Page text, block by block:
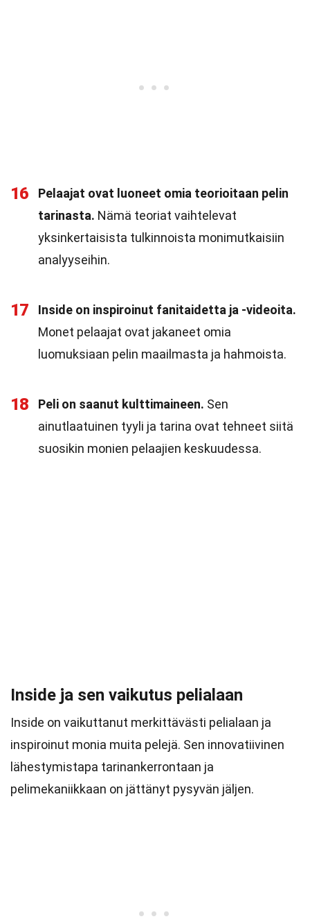
16
Pelaajat ovat luoneet omia teorioitaan pelin
tarinasta. Nämä teoriat vaihtelevat
yksinkertaisista tulkinnoista monimutkaisiin
analyyseihin.
17
Inside on inspiroinut fanitaidetta ja -videoita.
Monet pelaajat ovat jakaneet omia
luomuksiaan pelin maailmasta ja hahmoista.
18 Peli on saanut kulttimaineen. Sen
ainutlaatuinen tyyli ja tarina ovat tehneet siitä
suosikin monien pelaajien keskuudessa.
Inside ja sen vaikutus pelialaan
Inside on vaikuttanut merkittävästi pelialaan ja
inspiroinut monia muita pelejä. Sen innovatiivinen
lähestymistapa tarinankerrontaan ja
pelimekaniikkaan on jättänyt pysyvän jäljen.